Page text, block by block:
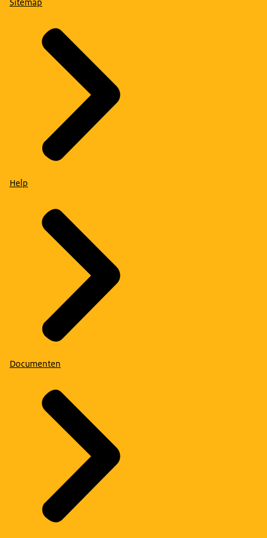
Help
Documenten